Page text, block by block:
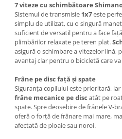
7 viteze cu schimbătoare
Sistemul de transmisie 1x7este
simplu de utilizat, cu o singură
suficient de versatil pentru a face
plimbărilor relaxate pe teren plat.
asigură o schimbare a vitezelor lină,
avantaj clar pentru o bicicletă care
Frâne pe disc față și spate
Siguranța copilului este prioritară,
frâne mecanice pe disc atât pe
spate. Spre deosebire de frânele V-
oferă o forță de frânare mai mare,
afectată de ploaie sau noroi.